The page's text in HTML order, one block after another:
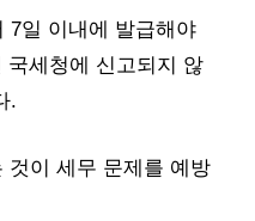
7일 이내에 발급해야
국세청에 신고되지 않
.
것이 세무 문제를 예방